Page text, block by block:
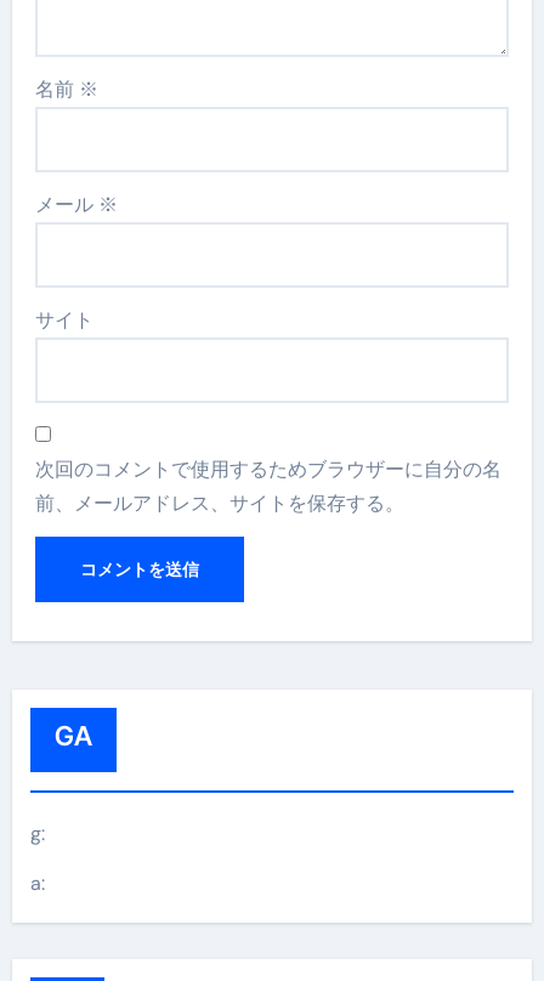
名前 ※
メール ※
サイト
次回のコメントで使用するためブラウザーに自分の名
前、メールアドレス、サイトを保存する。
GA
g:
a: